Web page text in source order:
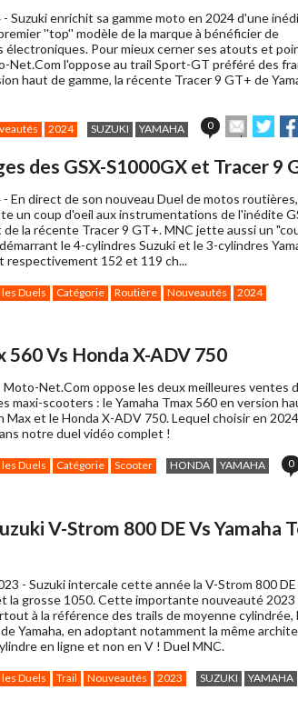
- Suzuki enrichit sa gamme moto en 2024 d'une
''top'' modèle de la marque à bénéficier de
électroniques. Pour mieux cerner ses atouts et
Net.Com l'oppose au trail Sport-GT préféré des
haut de gamme, la récente Tracer 9 GT+ de
2024 SUZUKI YAMAHA 0
Envoyer
cet
à
ami
sur sur
des GSX-S1000GX et Tracer 9
- En direct de son nouveau Duel de motos
un coup d'oeil aux instrumentations de l'inédite
de la récente Tracer 9 GT+. MNC jette aussi un
le 4-cylindres Suzuki et le 3-cylindres
respectivement 152 et 119 ch...
les Duels Catégorie Routière Nouveautés
2024
560 Vs Honda X-ADV 750
Moto-Net.Com oppose les deux meilleures ventes
maxi-scooters : le Yamaha Tmax 560 en version
Max et le Honda X-ADV 750. Lequel choisir en
notre duel vidéo complet !
les Duels Catégorie Scooter HONDA YAMAHA 0
V-Strom 800 DE Vs Yamaha
- Suzuki intercale cette année la V-Strom 800
la grosse 1050. Cette importante nouveauté 2023
à la référence des trails de moyenne cylindrée,
Yamaha, en adoptant notamment la même
en ligne et non en V ! Duel MNC.
les Duels Trail Nouveautés 2023 SUZUKI YAMAHA